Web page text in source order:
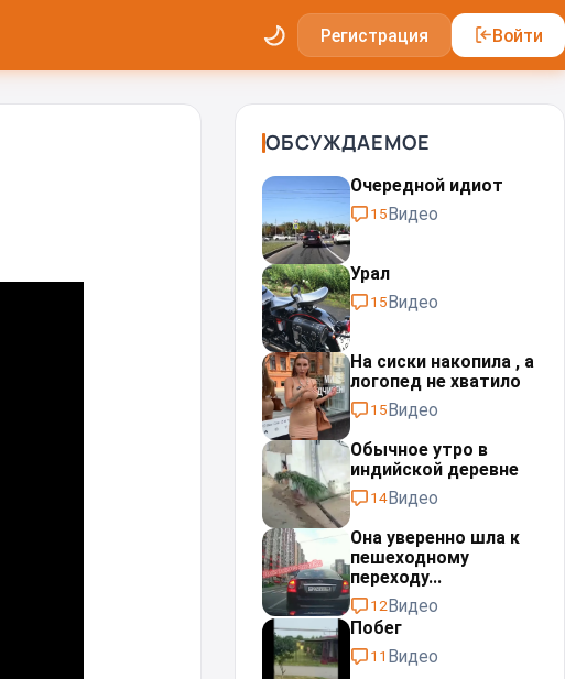
Регистрация Войти
ОБСУЖДАЕМОЕ
Очередной идиот
15Видео
Урал⁠⁠
15Видео
На сиски накопила , а
логопед не хватило
15Видео
Обычное утро в
индийской деревне
14Видео
Она уверенно шла к
пешеходному
переходу...
12Видео
Побег
11 Видео